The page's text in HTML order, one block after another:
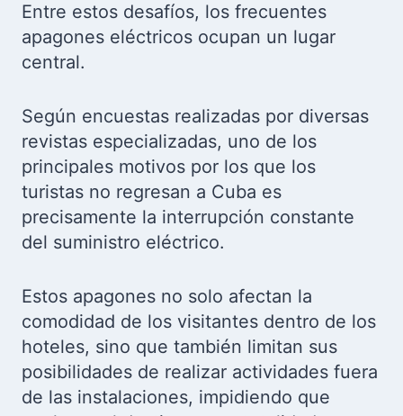
Entre estos desafíos, los frecuentes
apagones eléctricos ocupan un lugar
central.
Según encuestas realizadas por diversas
revistas especializadas, uno de los
principales motivos por los que los
turistas no regresan a Cuba es
precisamente la interrupción constante
del suministro eléctrico.
Estos apagones no solo afectan la
comodidad de los visitantes dentro de los
hoteles, sino que también limitan sus
posibilidades de realizar actividades fuera
de las instalaciones, impidiendo que